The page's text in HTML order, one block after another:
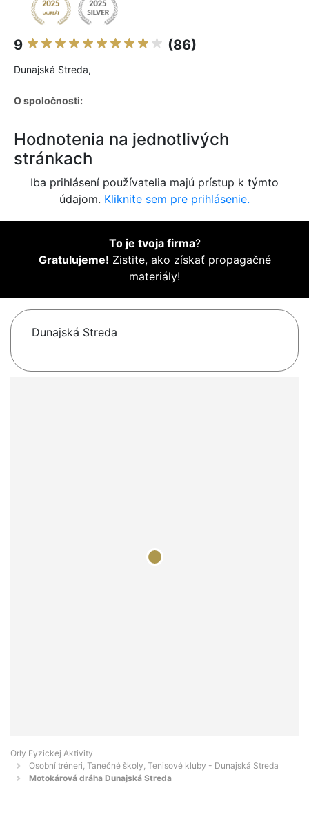
9 (86)
Dunajská Streda,
O spoločnosti:
Hodnotenia na jednotlivých
stránkach
Iba prihlásení používatelia majú prístup k týmto
údajom. Kliknite sem pre prihlásenie.
To je tvoja firma?
Gratulujeme! Zistite, ako získať propagačné
materiály!
Dunajská Streda
Orly Fyzickej Aktivity
Osobní tréneri, Tanečné školy, Tenisové kluby - Dunajská Streda
Motokárová dráha Dunajská Streda